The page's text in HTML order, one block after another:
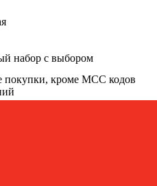
набор с выбором
покупки, кроме МСС кодов